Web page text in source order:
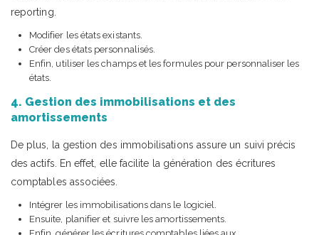
reporting.
Modifier les états existants.
Créer des états personnalisés.
Enfin, utiliser les champs et les formules pour personnaliser les
états.
4. Gestion des immobilisations et des
amortissements
De plus, la gestion des immobilisations assure un suivi précis
des actifs. En effet, elle facilite la génération des écritures
comptables associées.
Intégrer les immobilisations dans le logiciel.
Ensuite, planifier et suivre les amortissements.